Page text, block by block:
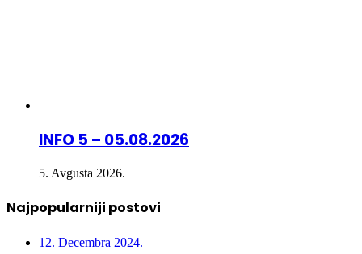
INFO 5 – 05.08.2026
5. Avgusta 2026.
Najpopularniji postovi
12. Decembra 2024.